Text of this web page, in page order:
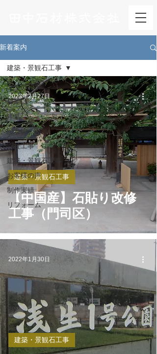
新着案内
全ての記事
和墓
洋墓
記念碑
寺社工事
建築・景観石工事
お客様の声
制作実績
リフォーム
建築・景観石工事
【中国産】石貼り改修
工事（門司区）
建築・景観石工事
2023年2月27日
建築・景観石工事
2022年1月30日